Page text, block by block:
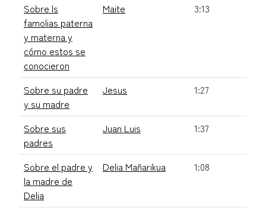
Sobre ls
famolias paterna
y materna y
cómo estos se
conocieron
Maite 3:13
Sobre su padre
y su madre
Jesus 1:27
Sobre sus
padres
Juan Luis 1:37
Sobre el padre y
la madre de
Delia
Delia Mañarikua 1:08